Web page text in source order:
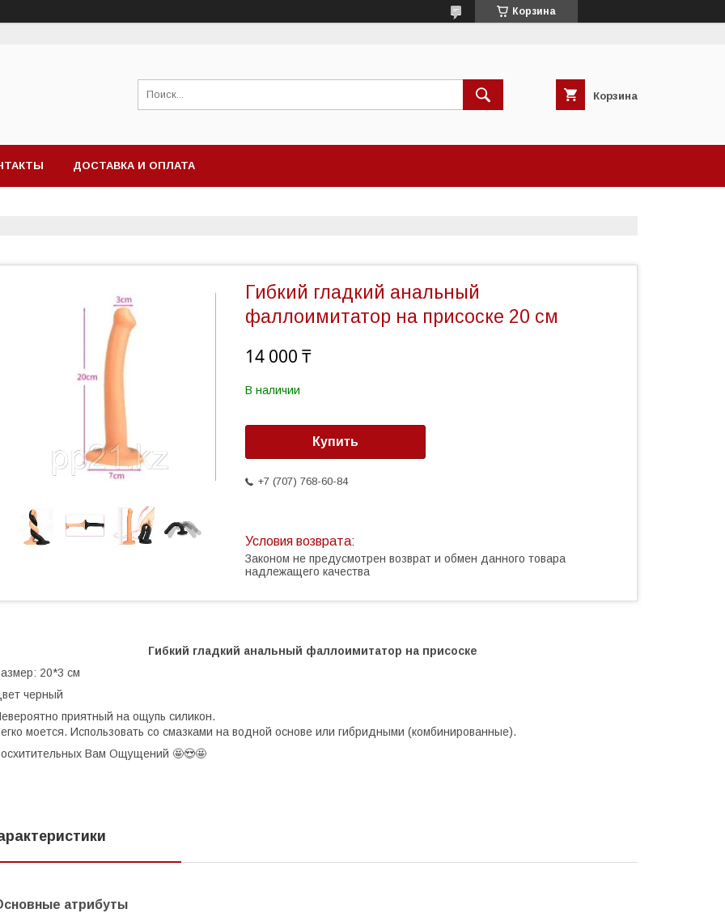
Корзина
Корзина
ДОСТАВКА И ОПЛАТА
Гибкий гладкий aнaльный
фаллоимитатор на присоске 20 см
14 000 ₸
В наличии
Купить
+7 (707) 768-60-84
Законом не предусмотрен возврат и обмен данного товара
надлежащего качества
Гибкий гладкий aнaльный фаллоимитатор на присоске
20*3 см
черный
приятный на ощупь силикон.
моется. Использовать со смазками на водной основе или гибридными (комбинированные).
Вам Ощущений 🤩😍🤩
атрибуты